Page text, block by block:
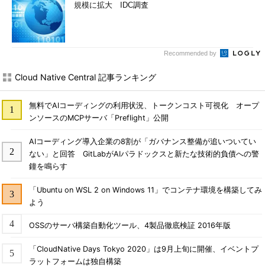
規模に拡大 IDC調査
Recommended by
Cloud Native Central 記事ランキング
無料でAIコーディングの利用状況、トークンコスト可視化 オープ
ンソースのMCPサーバ「Preflight」公開
AIコーディング導入企業の8割が「ガバナンス整備が追いついてい
ない」と回答 GitLabがAIパラドックスと新たな技術的負債への警
鐘を鳴らす
「Ubuntu on WSL 2 on Windows 11」でコンテナ環境を構築してみ
よう
OSSのサーバ構築自動化ツール、4製品徹底検証 2016年版
「CloudNative Days Tokyo 2020」は9月上旬に開催、イベントプ
ラットフォームは独自構築